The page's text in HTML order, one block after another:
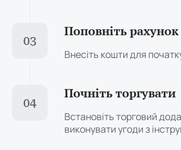
03
Поповніть рахунок
Внесіть кошти для
04
Почніть торгувати
Встановіть торговий
виконувати угоди з